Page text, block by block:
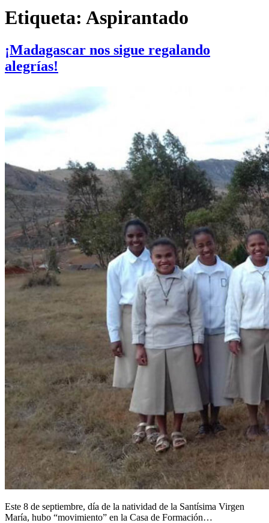
Etiqueta: Aspirantado
¡Madagascar nos sigue regalando
alegrías!
Este 8 de septiembre, día de la natividad de la Santísima Virgen
María, hubo “movimiento” en la Casa de Formación…